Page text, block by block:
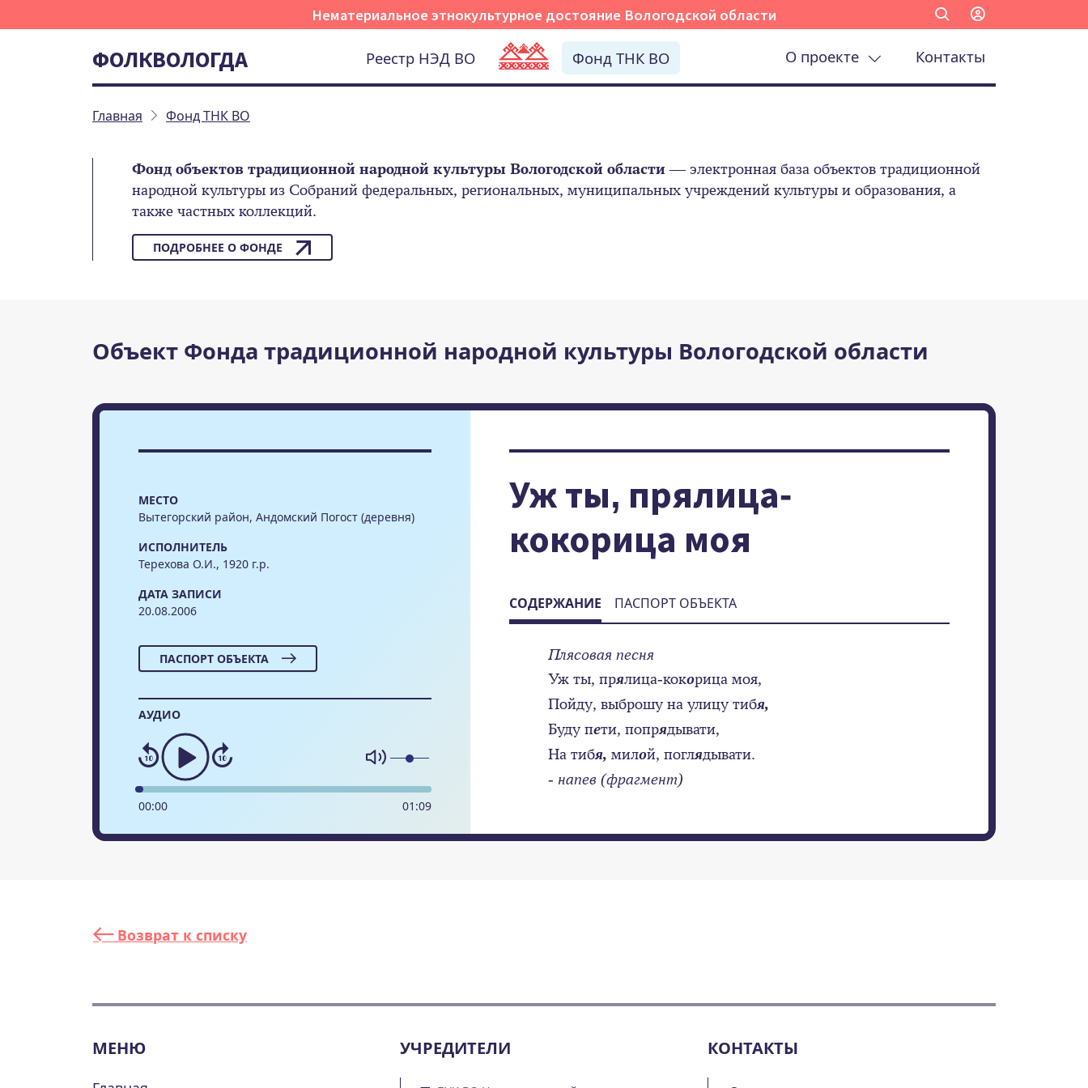
Нематериальное этнокультурное достояние Вологодской области
ФОЛКВОЛОГДА Реестр НЭД ВО Фонд ТНК ВО О проекте Контакты
Главная Фонд ТНК ВО
Фонд объектов традиционной народной культуры Вологодской области— электронная база объектов традиционной
народной культуры из Собраний федеральных, региональных, муниципальных учреждений культуры и образования, а
также частных коллекций.
ПОДРОБНЕЕ О ФОНДЕ
Объект Фонда традиционной народной культуры Вологодской области
МЕСТО
Вытегорский район, Андомский Погост (деревня)
ИСПОЛНИТЕЛЬ
Терехова О.И., 1920 г.р.
ДАТА ЗАПИСИ
20.08.2006
ПАСПОРТ ОБЪЕКТА
АУДИО
00:00 01 :09
Уж ты, прялица-
кокорица моя
СОДЕРЖАНИЕ ПАСПОРТ ОБЪЕКТА
Плясовая песня
Уж ты, прялица-кокорица моя,
Пойду, выброшу на улицу тибя,
Буду пети, попрядывати,
На тибя, милой, поглядывати.
- напев (фрагмент)
Возврат к списку
МЕНЮ УЧРЕДИТЕЛИ КОНТАКТЫ